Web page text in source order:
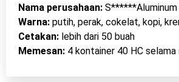
Nama perusahaan:S******Aluminum
Warna:putih, perak, cokelat, kopi,
Cetakan: lebih dari 50 buah
Memesan:4 kontainer 40 HC selama